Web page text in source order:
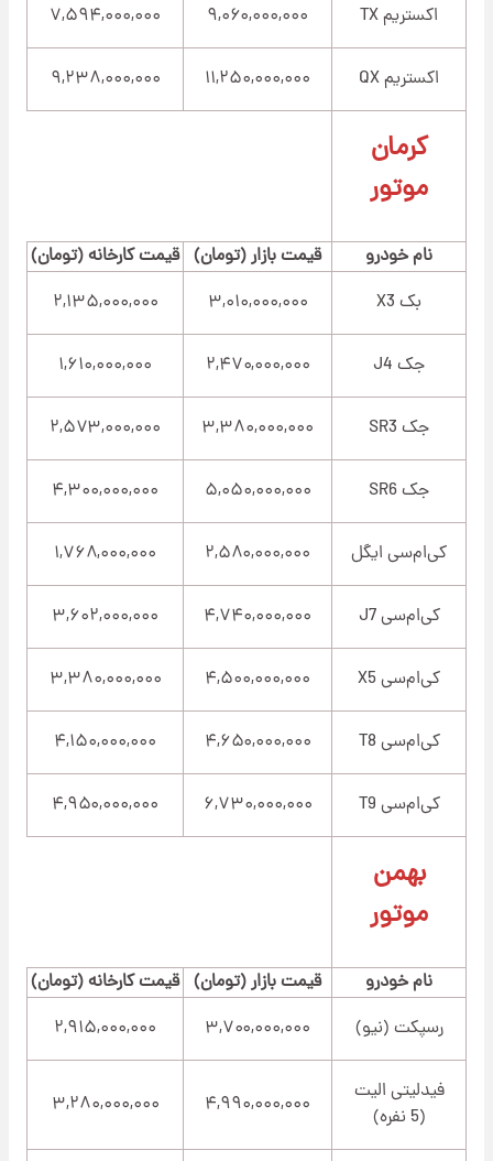
اکستریم TX ۹,۰۶۰,۰۰۰,۰۰۰ ۷,۵۹۴,۰۰۰,۰۰۰
اکستریم QX ۱۱,۲۵۰,۰۰۰,۰۰۰ ۹,۲۳۸,۰۰۰,۰۰۰
کرمان
موتور
نام خودرو قیمت بازار (تومان) قیمت کارخانه (تومان)
بک X3
۳,۰۱۰,۰۰۰,۰۰۰ ۲,۱۳۵,۰۰۰,۰۰۰
جک J4 ۲,۴۷۰,۰۰۰,۰۰۰ ۱,۶۱۰,۰۰۰,۰۰۰
جک SR3 ۳,۳۸۰,۰۰۰,۰۰۰ ۲,۵۷۳,۰۰۰,۰۰۰
جک SR6 ۵,۰۵۰,۰۰۰,۰۰۰ ۴,۳۰۰,۰۰۰,۰۰۰
کی‌ام‌سی ایگل ۲,۵۸۰,۰۰۰,۰۰۰ ۱,۷۶۸,۰۰۰,۰۰۰
کی‌ام‌سی J7 ۴,۷۴۰,۰۰۰,۰۰۰ ۳,۶۰۲,۰۰۰,۰۰۰
کی‌ام‌سی X5 ۴,۵۰۰,۰۰۰,۰۰۰ ۳,۳۸۰,۰۰۰,۰۰۰
کی‌ام‌سی T8 ۴,۶۵۰,۰۰۰,۰۰۰ ۴,۱۵۰,۰۰۰,۰۰۰
کی‌ام‌سی T9 ۶,۷۳۰,۰۰۰,۰۰۰ ۴,۹۵۰,۰۰۰,۰۰۰
بهمن
موتور
نام خودرو قیمت بازار (تومان) قیمت کارخانه (تومان)
رسپکت (نیو)
۳,۷۰۰,۰۰۰,۰۰۰ ۲,۹۱۵,۰۰۰,۰۰۰
فیدلیتی الیت
(5 نفره)
۴,۹۹۰,۰۰۰,۰۰۰ ۳,۲۸۰,۰۰۰,۰۰۰